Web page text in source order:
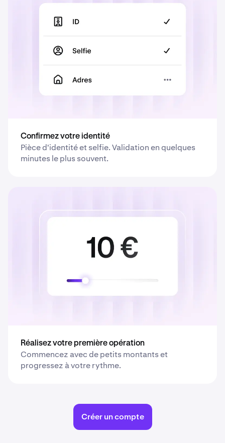
Confirmez votre identité
Pièce d'identité et selfie. Validation en quelques
minutes le plus souvent.
Réalisez votre première opération
Commencez avec de petits montants et
progressez à votre rythme.
Créer un compte